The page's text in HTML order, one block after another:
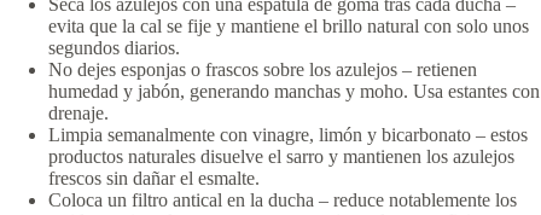
evita que la cal se fije y mantiene el brillo natural con solo unos
segundos diarios.
No dejes esponjas o frascos sobre los azulejos – retienen
humedad y jabón, generando manchas y moho. Usa estantes con
drenaje.
Limpia semanalmente con vinagre, limón y bicarbonato – estos
productos naturales disuelve el sarro y mantienen los azulejos
frescos sin dañar el esmalte.
Coloca un filtro antical en la ducha – reduce notablemente los